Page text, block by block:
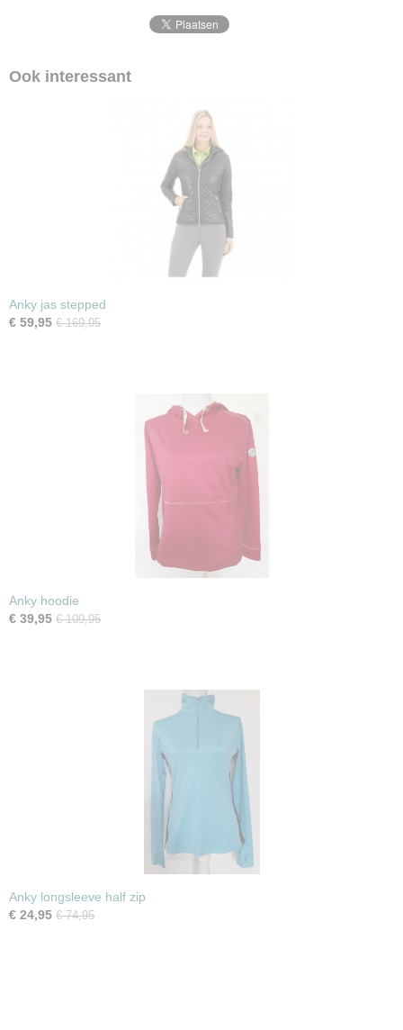
Ook interessant
Anky jas stepped
€ 59,95 € 169,95
Anky hoodie
€ 39,95 € 109,95
Anky longsleeve half zip
€ 24,95 € 74,95